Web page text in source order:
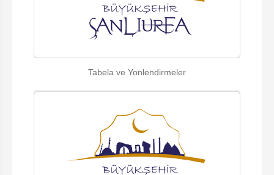
Tabela ve Yonlendirmeler